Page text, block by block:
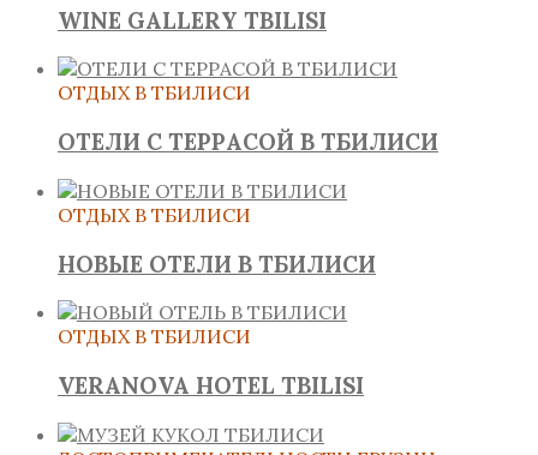
WINE GALLERY TBILISI
ОТДЫХ В ТБИЛИСИ
ОТЕЛИ С ТЕРРАСОЙ В ТБИЛИСИ
ОТДЫХ В ТБИЛИСИ
НОВЫЕ ОТЕЛИ В ТБИЛИСИ
ОТДЫХ В ТБИЛИСИ
VERANOVA HOTEL TBILISI